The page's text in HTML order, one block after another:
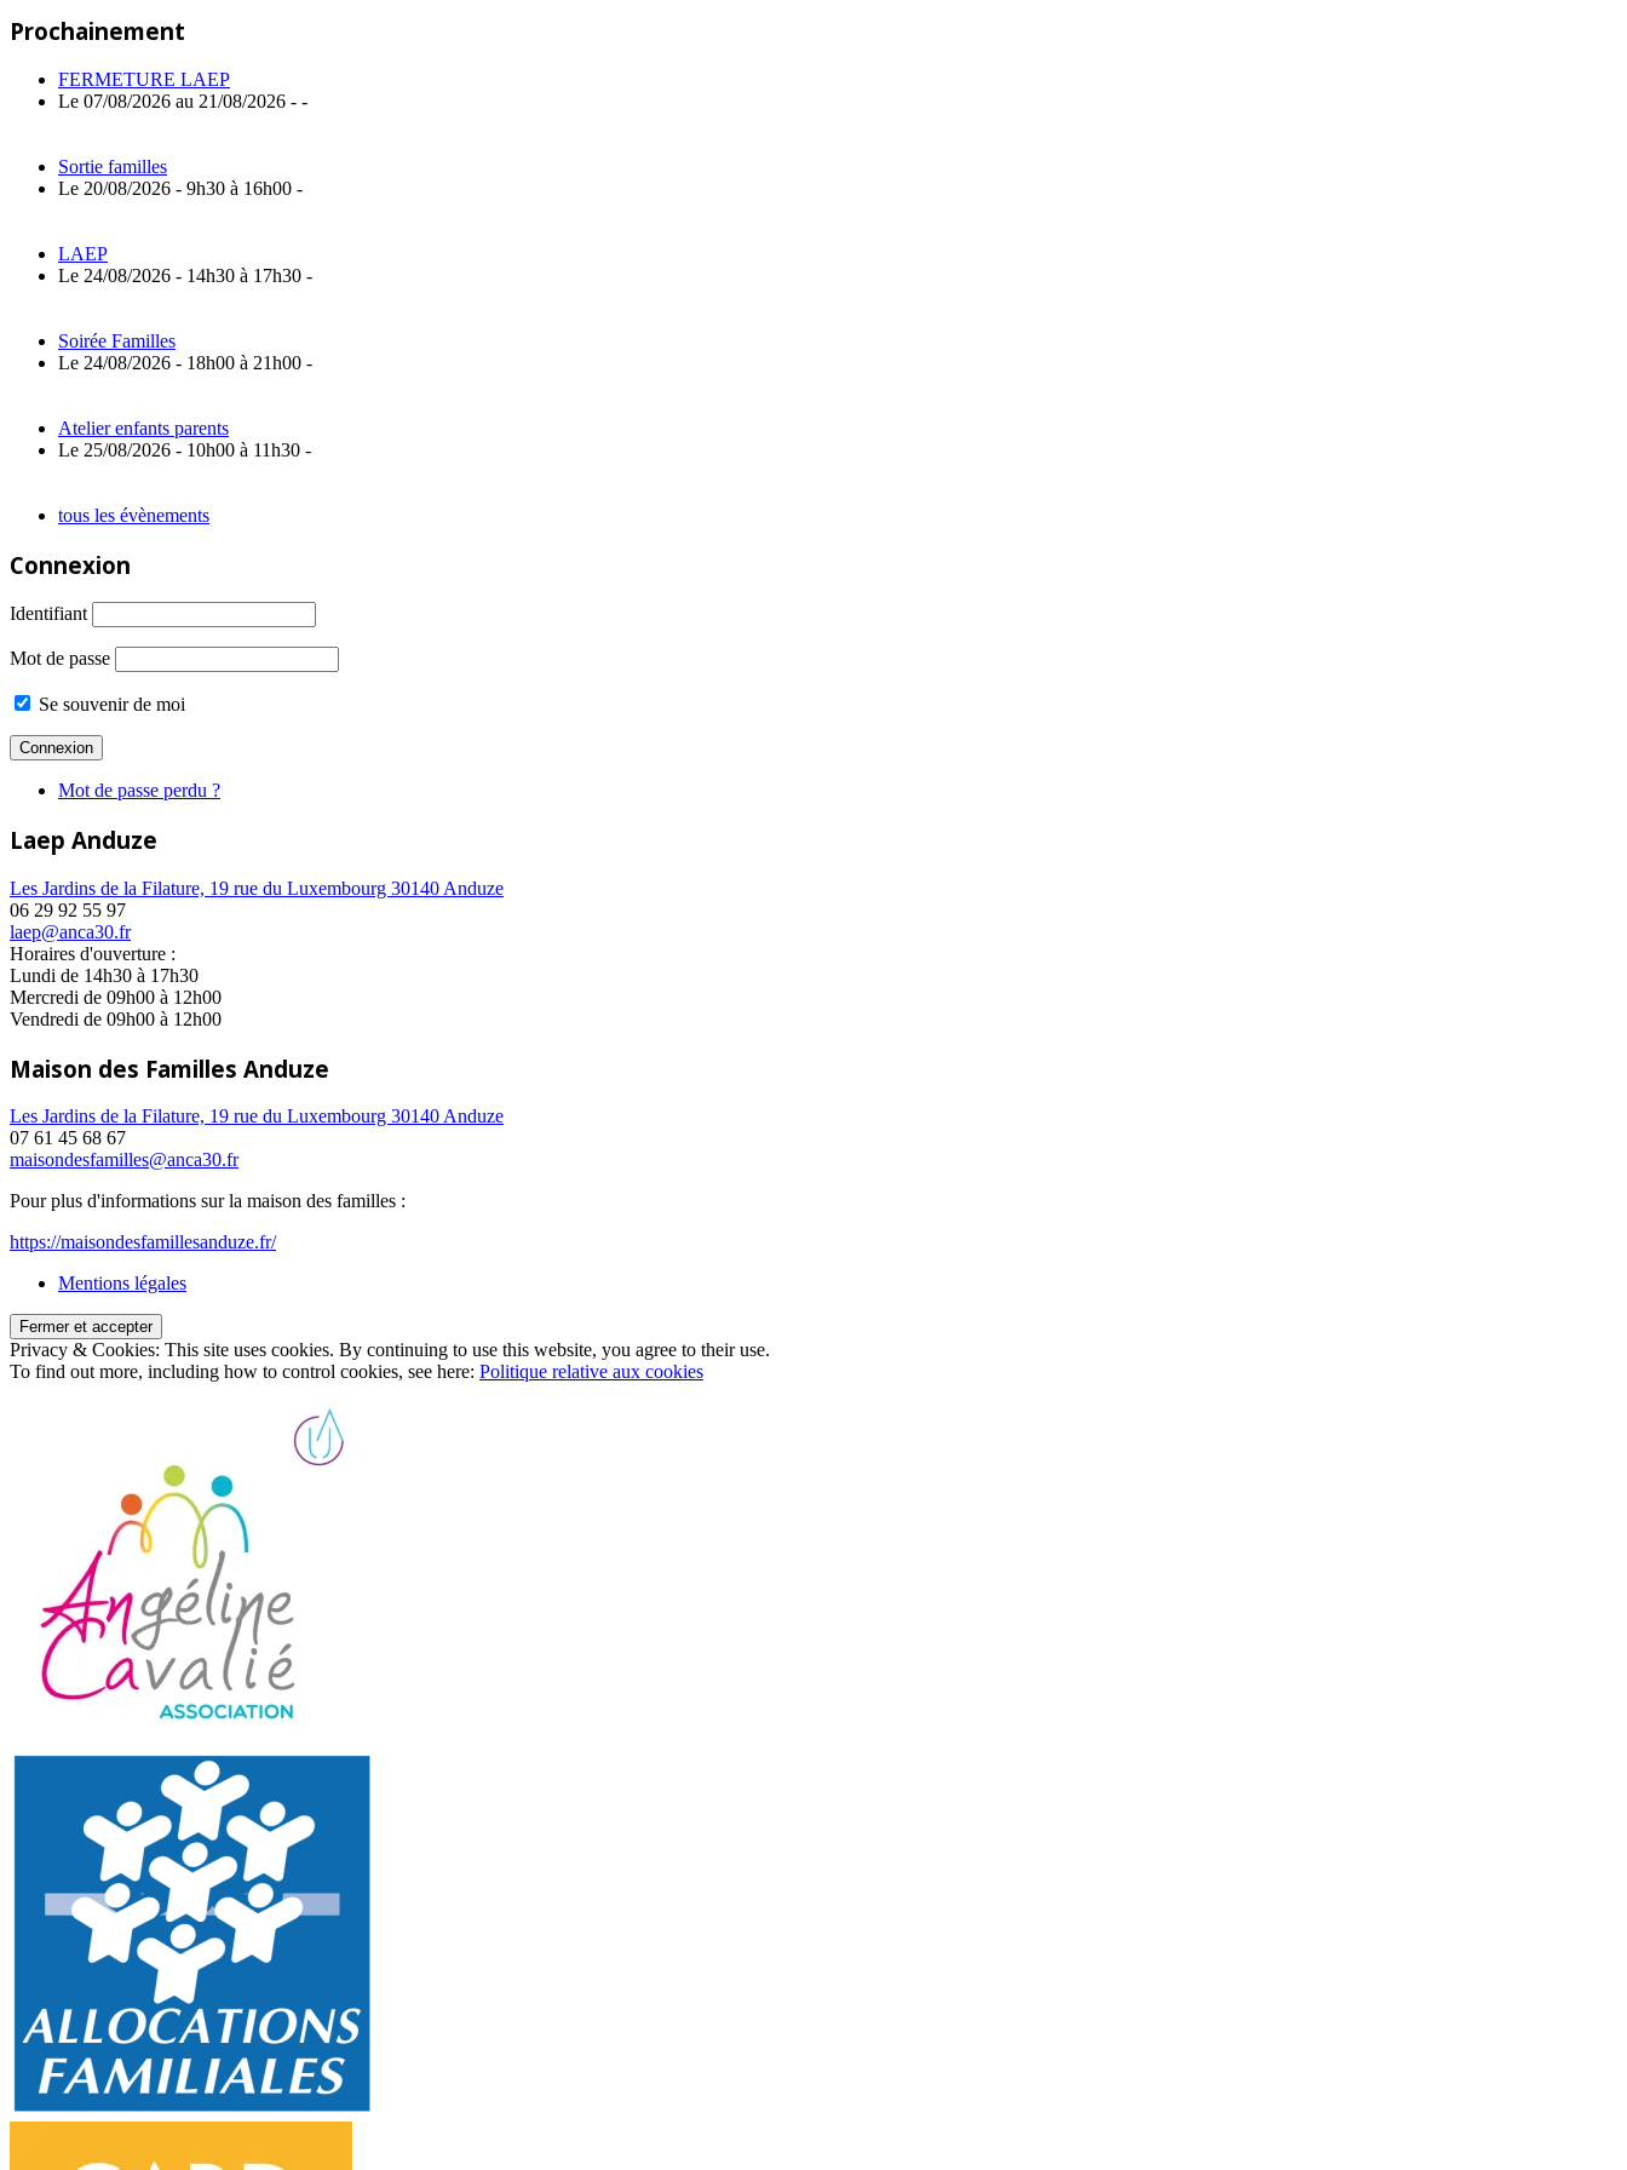
de
l’article
Prochainement
FERMETURE LAEP
Le 07/08/2026 au 21/08/2026 - -
Sortie familles
Le 20/08/2026 - 9h30 à 16h00 -
LAEP
Le 24/08/2026 - 14h30 à 17h30 -
Soirée Familles
Le 24/08/2026 - 18h00 à 21h00 -
Atelier enfants parents
Le 25/08/2026 - 10h00 à 11h30 -
tous les évènements
Connexion
Identifiant
Mot de passe
Se souvenir de moi
Mot de passe perdu ?
Laep Anduze
Les Jardins de la Filature, 19 rue du Luxembourg 30140 Anduze
06 29 92 55 97
laep@anca30.fr
Horaires d'ouverture :
Lundi de 14h30 à 17h30
Mercredi de 09h00 à 12h00
Vendredi de 09h00 à 12h00
Maison des Familles Anduze
Les Jardins de la Filature, 19 rue du Luxembourg 30140 Anduze
07 61 45 68 67
maisondesfamilles@anca30.fr
Pour plus d'informations sur la maison des familles :
https://maisondesfamillesanduze.fr/
Mentions légales
Privacy & Cookies: This site uses cookies. By continuing to use this website, you agree to their use.
To find out more, including how to control cookies, see here: Politique relative aux cookies